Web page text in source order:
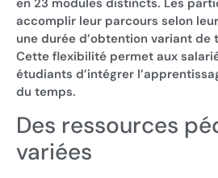
accomplir leur parcours selon
une durée d’obtention variant de
Cette flexibilité permet aux
étudiants d’intégrer
du temps.
Des ressources
variées